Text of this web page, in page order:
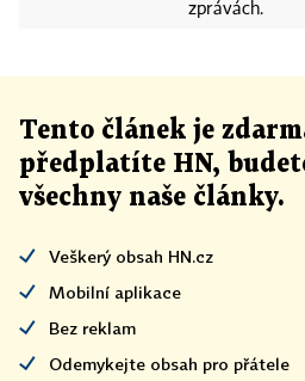
zprávách.
Tento článek je
předplatíte HN,
všechny naše články.
Veškerý obsah HN.cz
Mobilní aplikace
Bez reklam
Odemykejte obsah pro přátele